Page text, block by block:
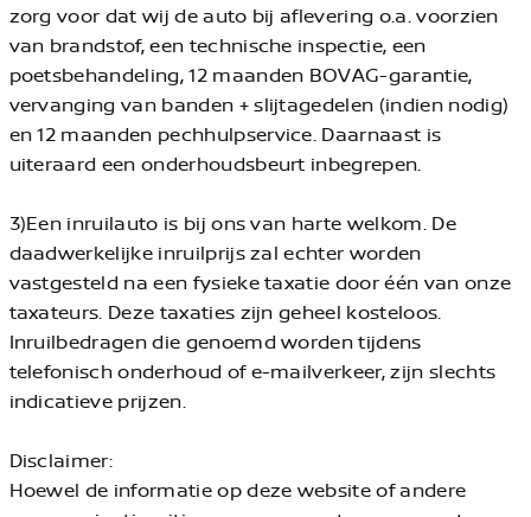
zorg voor dat wij de auto bij aflevering o.a. voorzien
van brandstof, een technische inspectie, een
poetsbehandeling, 12 maanden BOVAG-garantie,
vervanging van banden + slijtagedelen (indien nodig)
en 12 maanden pechhulpservice. Daarnaast is
uiteraard een onderhoudsbeurt inbegrepen.
3)Een inruilauto is bij ons van harte welkom. De
daadwerkelijke inruilprijs zal echter worden
vastgesteld na een fysieke taxatie door één van onze
taxateurs. Deze taxaties zijn geheel kosteloos.
Inruilbedragen die genoemd worden tijdens
telefonisch onderhoud of e-mailverkeer, zijn slechts
indicatieve prijzen.
Disclaimer:
Hoewel de informatie op deze website of andere